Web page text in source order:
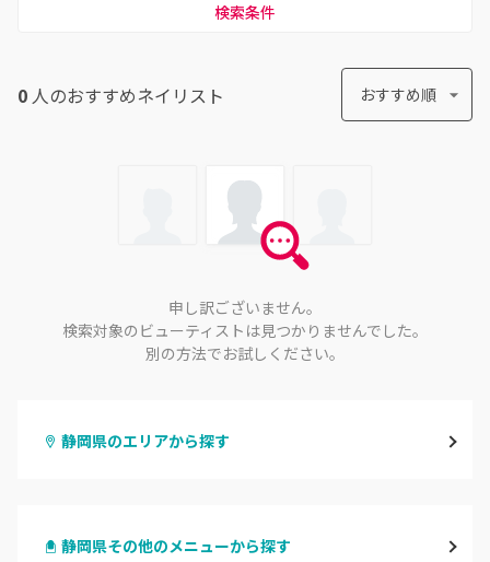
検索条件
0 人のおすすめネイリスト おすすめ順
申し訳ございません。
検索対象のビューティストは見つかりませんでした。
別の方法でお試しください。
静岡県のエリアから探す
静岡県その他のメニューから探す